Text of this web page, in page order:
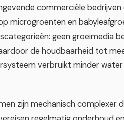
commerciële bedrijven
microgroenten en
geen groeimedia
de houdbaarheid tot
verbruikt minder
zijn mechanisch complexer